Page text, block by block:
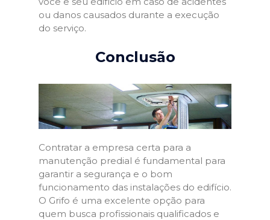
ou danos causados durante a execução
do serviço.
Conclusão
Contratar a empresa certa para a
manutenção predial é fundamental para
garantir a segurança e o bom
funcionamento das instalações do edifício.
O Grifo é uma excelente opção para
quem busca profissionais qualificados e